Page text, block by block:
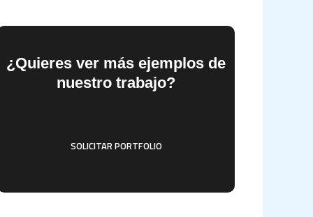
¿Quieres ver más ejemplos de
nuestro trabajo?
SOLICITAR PORTFOLIO